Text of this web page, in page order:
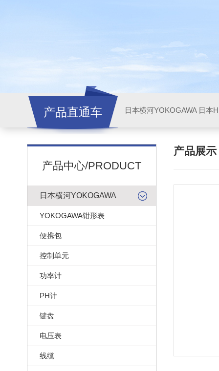
产品直通车 日本横河YOKOGAWA 日本
产品中心/PRODUCT
日本横河YOKOGAWA
YOKOGAWA钳形表
便携包
控制单元
功率计
PH计
键盘
电压表
线缆
产品展示